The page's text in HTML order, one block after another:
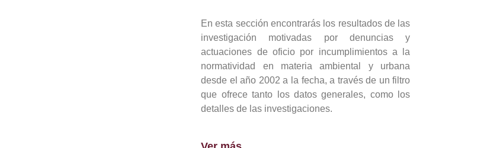
En esta sección encontrarás los resultados de las
investigación motivadas por denuncias y
actuaciones de oficio por incumplimientos a la
normatividad en materia ambiental y urbana
desde el año 2002 a la fecha, a través de un filtro
que ofrece tanto los datos generales, como los
detalles de las investigaciones.